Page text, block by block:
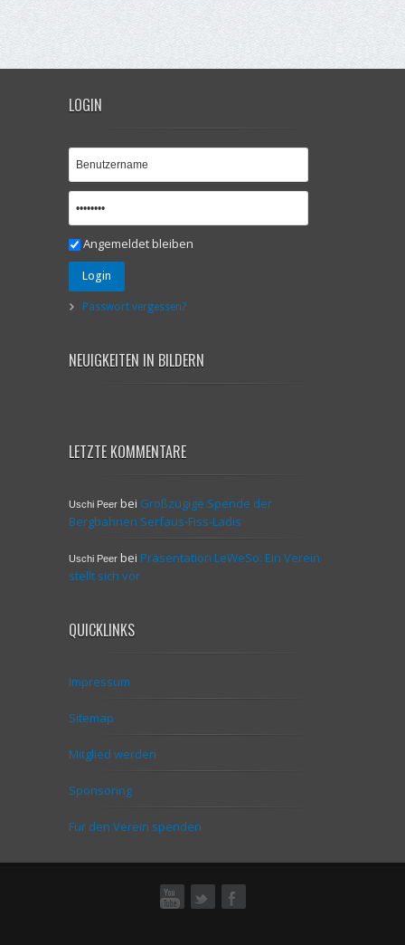
LOGIN
Angemeldet bleiben
Login
Passwort vergessen?
NEUIGKEITEN IN BILDERN
LETZTE KOMMENTARE
Uschi Peerbei Großzügige Spende der
Bergbahnen Serfaus-Fiss-Ladis
Uschi Peerbei Präsentation LeWeSo: Ein Verein
stellt sich vor
QUICKLINKS
Impressum
Sitemap
Mitglied werden
Sponsoring
Für den Verein spenden